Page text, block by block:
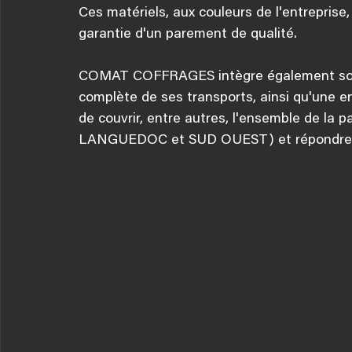
Ces matériels, aux couleurs de
garantie d'un parement de qualité.
COMAT COFFRAGES intègre également
complète de ses transports, ainsi qu'une
de couvrir, entre autres, l'ensemble de la
LANGUEDOC et SUD OUEST) et